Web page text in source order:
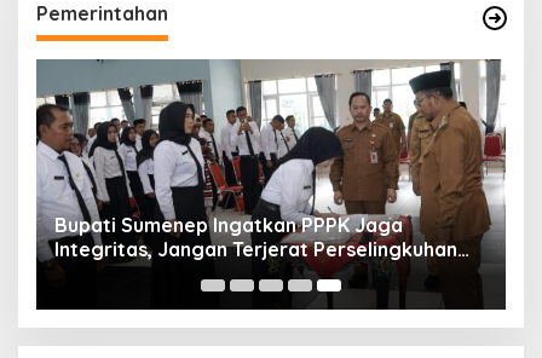
Pemerintahan
Bupati Sumenep Ingatkan PPPK Jaga
Integritas, Jangan Terjerat Perselingkuhan
dan Judi Online